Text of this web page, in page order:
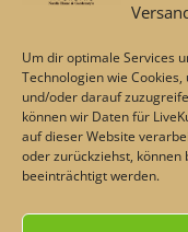
Um dir optimale Services
Technologien wie
und/oder darauf
können wir Daten für
auf dieser Website
oder zurückziehst,
beeinträchtigt werden.